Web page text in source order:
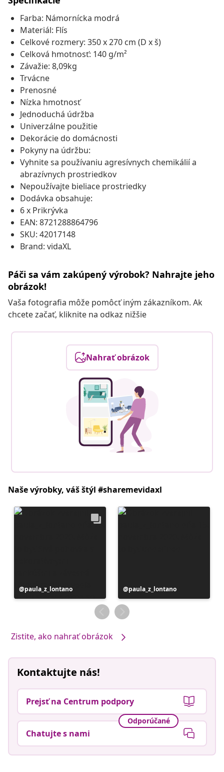
Farba: Námornícka modrá
Materiál: Flís
Celkové rozmery: 350 x 270 cm (D x š)
Celková hmotnosť: 140 g/m²
Závažie: 8,09kg
Trvácne
Prenosné
Nízka hmotnosť
Jednoduchá údržba
Univerzálne použitie
Dekorácie do domácnosti
Pokyny na údržbu:
Vyhnite sa používaniu agresívnych chemikálií a
abrazívnych prostriedkov
Nepoužívajte bieliace prostriedky
Dodávka obsahuje:
6 x Prikrývka
EAN: 8721288864796
SKU: 42017148
Brand: vidaXL
Páči sa vám zakúpený výrobok? Nahrajte jeho
obrázok!
Vaša fotografia môže pomôcť iným zákazníkom. Ak
chcete začať, kliknite na odkaz nižšie
Nahrať obrázok
Naše výrobky, váš štýl #sharemevidaxl
Príspevok
zverejnil
paula_z_lontano
Príspevok
zverejnil
paula_z_lontano
Zistite, ako nahrať obrázok
Kontaktujte nás!
Prejsť na Centrum podpory
Odporúčané
Chatujte s nami